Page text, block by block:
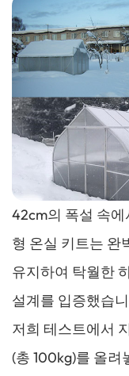
42cm의 폭설 속
형 온실 키트는 완
유지하여 탁월한
설계를 입증했습
저희 테스트에서
(총 100kg)를 올려